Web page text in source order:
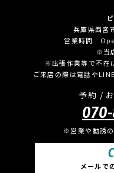
兵庫県西宮
営業時間
※当
※出張作業等で不在
ご来店の際は電話や
予約 /
※営業や勧誘の
メールで